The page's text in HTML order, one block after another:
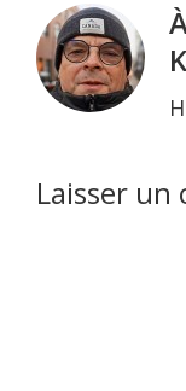
Laisser